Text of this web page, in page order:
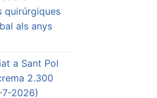
quirúrgiques
als anys
a Sant Pol
2.300
2026)